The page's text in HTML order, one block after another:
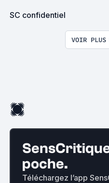
SC confidentiel
VOIR
poche.
Téléchargez l’app